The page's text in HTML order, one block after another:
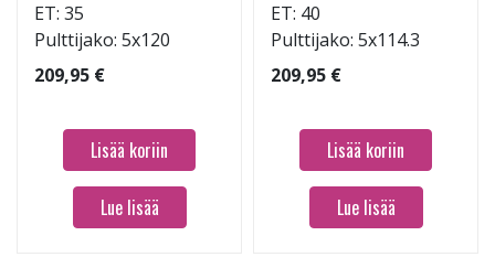
ET: 35
Pulttijako: 5x120
209,95 €
Lisää koriin
Lue lisää
ET: 40
Pulttijako: 5x114.3
209,95 €
Lisää koriin
Lue lisää